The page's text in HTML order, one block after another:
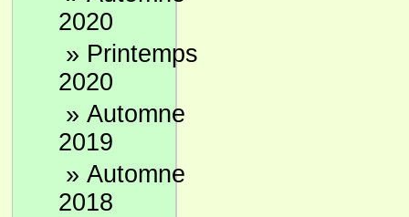
2020
» Printemps
2020
» Automne
2019
» Automne
2018